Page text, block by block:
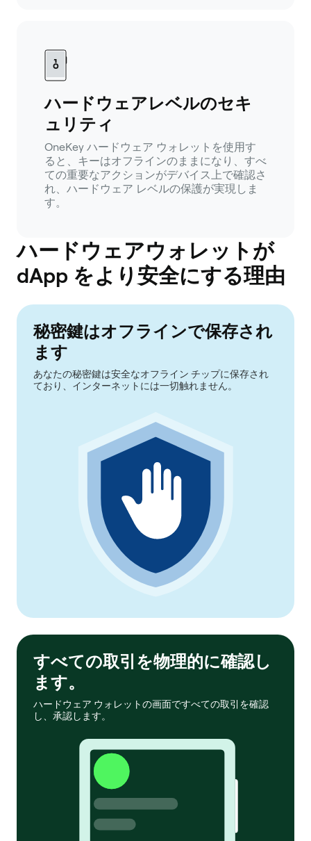
ハードウェアレベルのセキ
ュリティ
OneKey ハードウェア ウォレットを使用す
ると、キーはオフラインのままになり、すべ
ての重要なアクションがデバイス上で確認さ
れ、ハードウェア レベルの保護が実現しま
す。
ハードウェアウォレットが
dApp をより安全にする理由
秘密鍵はオフラインで保存され
ます
あなたの秘密鍵は安全なオフライン チップに保存され
ており、インターネットには一切触れません。
すべての取引を物理的に確認し
ます。
ハードウェア ウォレットの画面ですべての取引を確認
し、承認します。